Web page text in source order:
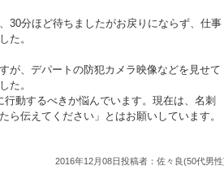
30分ほど待ちましたがお戻りにならず、仕事
た。
が、デパートの防犯カメラ映像などを見せて
た。
動するべきか悩んでいます。現在は、名刺
伝えてください」とはお願いしています。
2016年12月08日投稿者：佐々良(50代男性